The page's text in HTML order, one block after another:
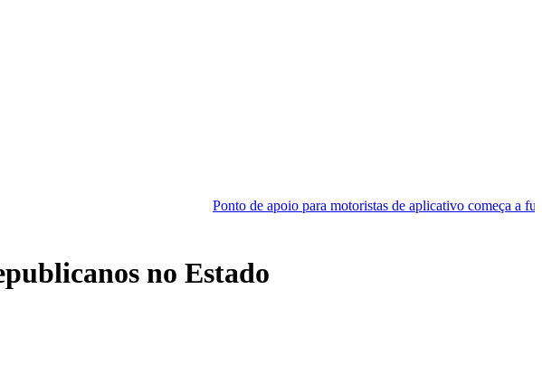
Ponto de apoio para motoristas de aplicativo começa a funcionar em
no Estado